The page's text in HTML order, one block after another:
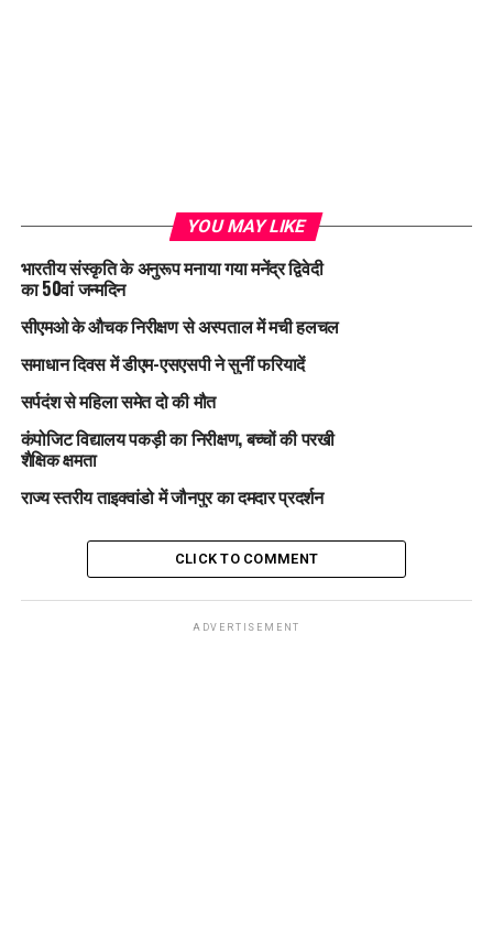
YOU MAY LIKE
भारतीय संस्कृति के अनुरूप मनाया गया मनेंद्र द्विवेदी
का 50वां जन्मदिन
सीएमओ के औचक निरीक्षण से अस्पताल में मची हलचल
समाधान दिवस में डीएम-एसएसपी ने सुनीं फरियादें
सर्पदंश से महिला समेत दो की मौत
कंपोजिट विद्यालय पकड़ी का निरीक्षण, बच्चों की परखी
शैक्षिक क्षमता
राज्य स्तरीय ताइक्वांडो में जौनपुर का दमदार प्रदर्शन
CLICK TO COMMENT
ADVERTISEMENT